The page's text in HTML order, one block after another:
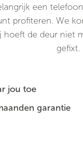
een
profiteren. We
de deur niet
gefixt.
jou toe
garantie